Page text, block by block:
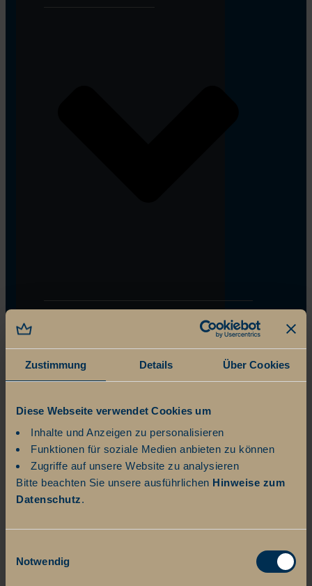
Zustimmung Details Über Cookies
Diese Webseite verwendet Cookies um
Inhalte und Anzeigen zu personalisieren
Funktionen für soziale Medien anbieten zu können
Zugriffe auf unsere Website zu analysieren
Bitte beachten Sie unsere ausführlichen Hinweise zum
Datenschutz.
Notwendig